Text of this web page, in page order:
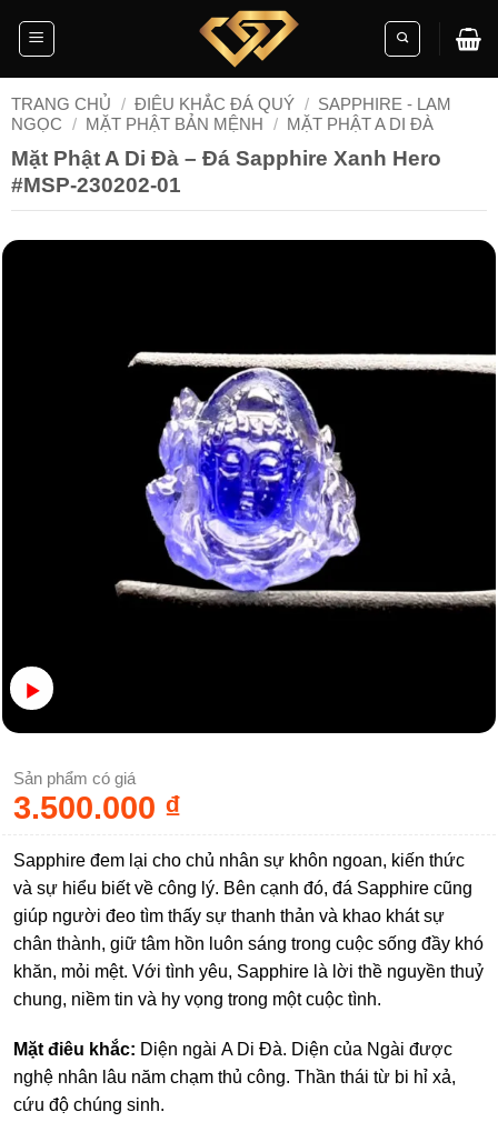
TRANG CHỦ / ĐIÊU KHẮC ĐÁ QUÝ / SAPPHIRE - LAM
NGỌC / MẶT PHẬT BẢN MỆNH / MẶT PHẬT A DI ĐÀ
Mặt Phật A Di Đà – Đá Sapphire Xanh Hero
#MSP-230202-01
Sản phẩm có giá
3.500.000 ₫
Sapphire đem lại cho chủ nhân sự khôn ngoan, kiến thức
và sự hiểu biết về công lý. Bên cạnh đó, đá Sapphire cũng
giúp người đeo tìm thấy sự thanh thản và khao khát sự
chân thành, giữ tâm hồn luôn sáng trong cuộc sống đầy khó
khăn, mỏi mệt. Với tình yêu, Sapphire là lời thề nguyền thuỷ
chung, niềm tin và hy vọng trong một cuộc tình.
Mặt điêu khắc: Diện ngài A Di Đà. Diện của Ngài được
nghệ nhân lâu năm chạm thủ công. Thần thái từ bi hỉ xả,
cứu độ chúng sinh.